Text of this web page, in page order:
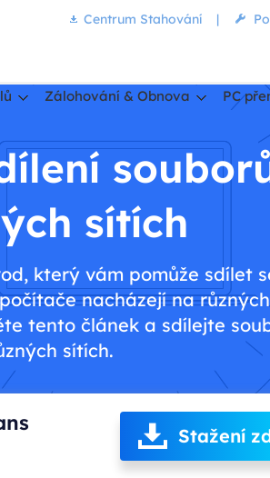
Centrum Stahování |
Zálohování & Obnova PC
sítích
který vám pomůže sdílet
nacházejí na
tento článek a sdílejte
sítích.
Stažení